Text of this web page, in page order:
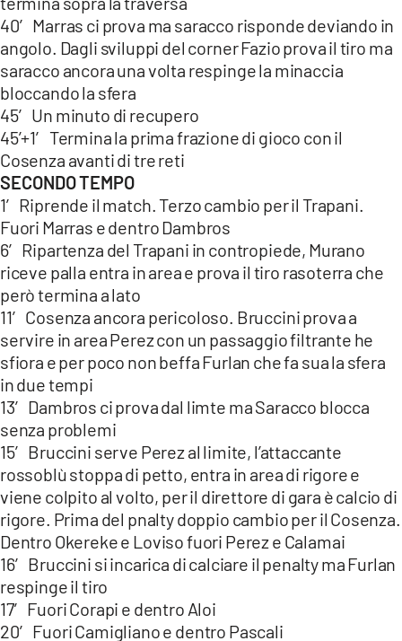
40′ Marras ci prova ma saracco risponde deviando in
angolo. Dagli sviluppi del corner Fazio prova il tiro ma
saracco ancora una volta respinge la minaccia
bloccando la sfera
45′ Un minuto di recupero
45’+1′ Termina la prima frazione di gioco con il
Cosenza avanti di tre reti
SECONDO TEMPO
1′ Riprende il match. Terzo cambio per il Trapani.
Fuori Marras e dentro Dambros
6′ Ripartenza del Trapani in contropiede, Murano
riceve palla entra in area e prova il tiro rasoterra che
però termina a lato
11′ Cosenza ancora pericoloso. Bruccini prova a
servire in area Perez con un passaggio filtrante he
sfiora e per poco non beffa Furlan che fa sua la sfera
in due tempi
13′ Dambros ci prova dal limte ma Saracco blocca
senza problemi
15′ Bruccini serve Perez al limite, l’attaccante
rossoblù stoppa di petto, entra in area di rigore e
viene colpito al volto, per il direttore di gara è calcio di
rigore. Prima del pnalty doppio cambio per il Cosenza.
Dentro Okereke e Loviso fuori Perez e Calamai
16′ Bruccini si incarica di calciare il penalty ma Furlan
respinge il tiro
17′ Fuori Corapi e dentro Aloi
20′ Fuori Camigliano e dentro Pascali